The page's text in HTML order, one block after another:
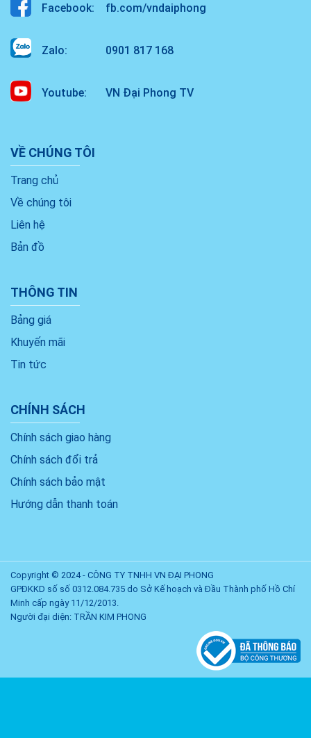
Facebook: fb.com/vndaiphong
Zalo: 0901 817 168
Youtube: VN Đại Phong TV
VỀ CHÚNG TÔI
Trang chủ
Về chúng tôi
Liên hệ
Bản đồ
THÔNG TIN
Bảng giá
Khuyến mãi
Tin tức
CHÍNH SÁCH
Chính sách giao hàng
Chính sách đổi trả
Chính sách bảo mật
Hướng dẫn thanh toán
Copyright © 2024 - CÔNG TY TNHH VN ĐẠI PHONG
GPĐKKD số số 0312.084.735 do Sở Kế hoạch và Đầu Thành phố Hồ Chí
Minh cấp ngày 11/12/2013.
Người đại diện: TRẦN KIM PHONG